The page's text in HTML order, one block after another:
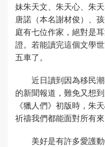
妹朱天文、朱天心、朱
唐諾（本名謝材俊）、
庭有七位作家，絕對是
證。若能讀完這個文學
五車了。
近日讀到因為移民
的新聞報道，難免又想
《獵人們》初版時，朱
祈禱我們都能面對所有
美好是有許多愛護